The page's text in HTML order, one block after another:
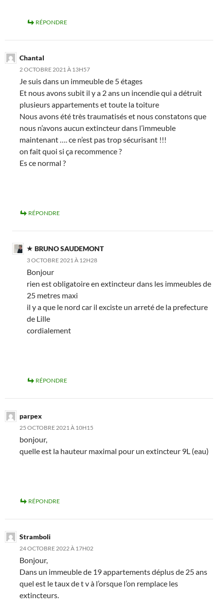
RÉPONDRE
Chantal
2 OCTOBRE 2021 À 13H57
Je suis dans un immeuble de 5 étages
Et nous avons subit il y a 2 ans un incendie qui a détruit
plusieurs appartements et toute la toiture
Nous avons été très traumatisés et nous constatons que
nous n’avons aucun extincteur dans l’immeuble
maintenant …. ce n’est pas trop sécurisant !!!
on fait quoi si ça recommence ?
Es ce normal ?
RÉPONDRE
BRUNO SAUDEMONT
3 OCTOBRE 2021 À 12H28
Bonjour
rien est obligatoire en extincteur dans les immeubles de
25 metres maxi
il y a que le nord car il exciste un arreté de la prefecture
de Lille
cordialement
RÉPONDRE
parpex
25 OCTOBRE 2021 À 10H15
bonjour,
quelle est la hauteur maximal pour un extincteur 9L (eau)
RÉPONDRE
Stramboli
24 OCTOBRE 2022 À 17H02
Bonjour,
Dans un immeuble de 19 appartements déplus de 25 ans
quel est le taux de t v à l’orsque l’on remplace les
extincteurs.